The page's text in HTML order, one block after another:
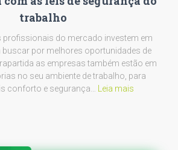
trabalho
profissionais do mercado investem em
por melhores oportunidades de
as empresas também estão em
no seu ambiente de trabalho, para
conforto e segurança…
Leia mais